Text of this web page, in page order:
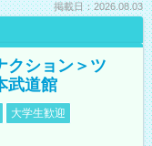
掲載日：2026.08.03
クション＞ツ
武道館
大学生歓迎